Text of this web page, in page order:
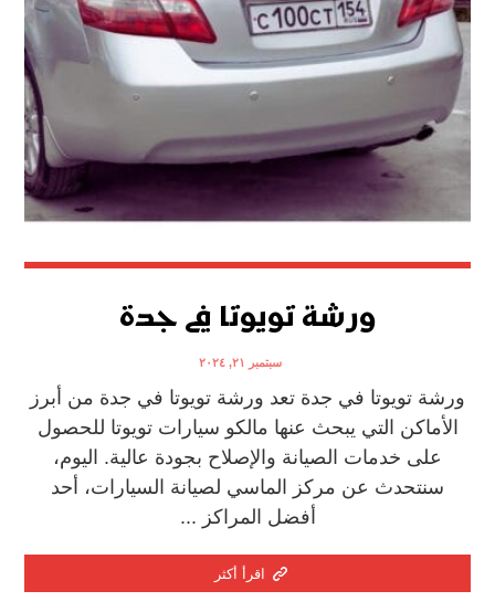
ورشة تويوتا في جدة
سبتمبر ٢١, ٢٠٢٤
ورشة تويوتا في جدة تعد ورشة تويوتا في جدة من أبرز
الأماكن التي يبحث عنها مالكو سيارات تويوتا للحصول
على خدمات الصيانة والإصلاح بجودة عالية. اليوم،
سنتحدث عن مركز الماسي لصيانة السيارات، أحد
أفضل المراكز ...
اقرأ أكثر